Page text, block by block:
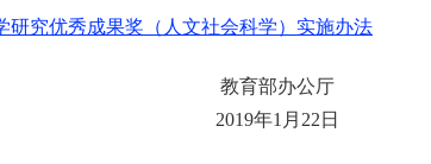
研究优秀成果奖（人文社会科学）实施办法
办公厅
1月22日